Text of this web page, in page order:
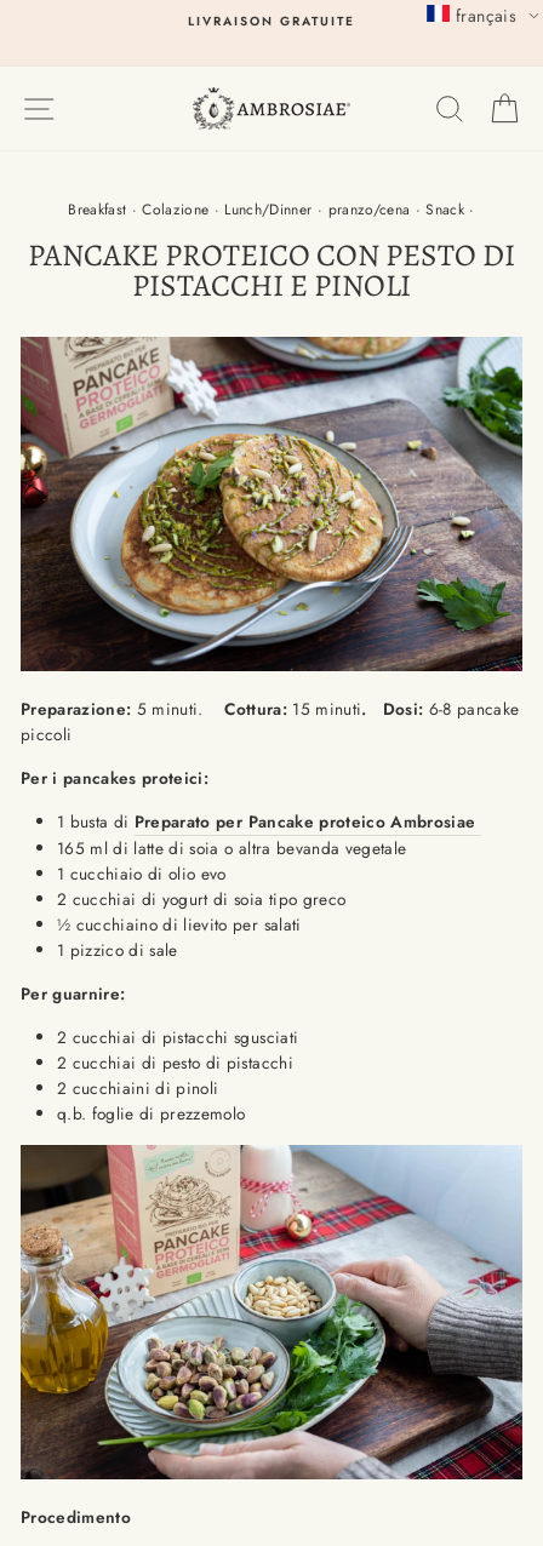
LIVRAISON GRATUITE
Breakfast ·Colazione · Lunch/Dinner · pranzo/cena ·Snack ·
PANCAKE PROTEICO CON PESTO DI
PISTACCHI E PINOLI
Preparazione: 5 minuti.Cottura:15 minuti. Dosi: 6-8 pancake
piccoli
Per i pancakes proteici:
1 busta di Preparato per Pancake proteico Ambrosiae
165 ml di latte di soia o altra bevanda vegetale
1 cucchiaio di olio evo
2 cucchiai di yogurt di soia tipo greco
½ cucchiaino di lievito per salati
1 pizzico di sale
Per guarnire:
2 cucchiai di pistacchi sgusciati
2 cucchiai di pesto di pistacchi
2 cucchiaini di pinoli
q.b. foglie di prezzemolo
Procedimento
français